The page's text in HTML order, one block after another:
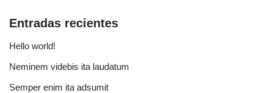
Entradas recientes
Hello world!
Neminem videbis ita laudatum
Semper enim ita adsumit